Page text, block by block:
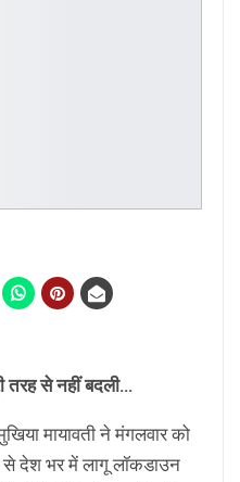
तरह से नहीं बदली…
मायावती ने मंगलवार को
से देश भर में लागू लॉकडाउन